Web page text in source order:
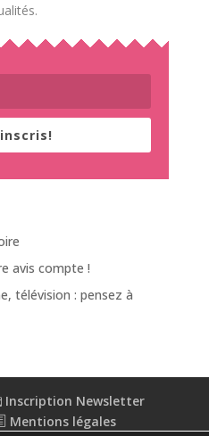
avis compte !
télévision : pensez à
Inscription Newsletter
Mentions légales